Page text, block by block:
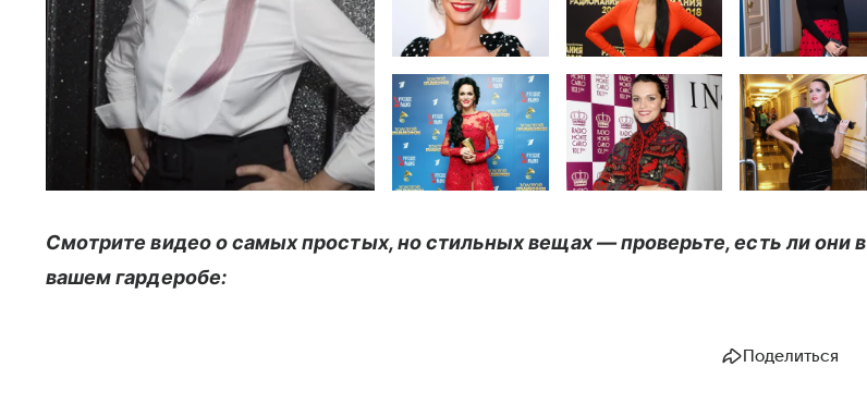
Смотрите видео о самых простых, но стильных вещах — проверьте, есть ли они в
вашем гардеробе:
Поделиться